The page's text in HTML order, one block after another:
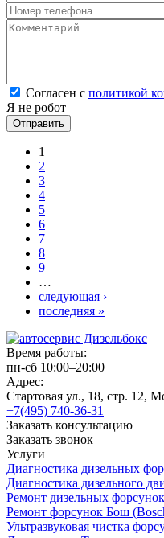
Номер телефона
Комментарий
Согласен с политикой
Согласен с политикой
Я не робот
1
2
3
4
5
6
7
8
9
…
следующая ›
последняя »
Время работы:
пн-сб 10:00–20:00
Адрес:
Стартовая ул., 18, стр. 12,
+7(495) 740-36-31
Заказать консультацию
Заказать звонок
Услуги
Диагностика дизельных
Диагностика дизельного
Ремонт дизельных
Ремонт форсунок Бош
Ультразвуковая чистка